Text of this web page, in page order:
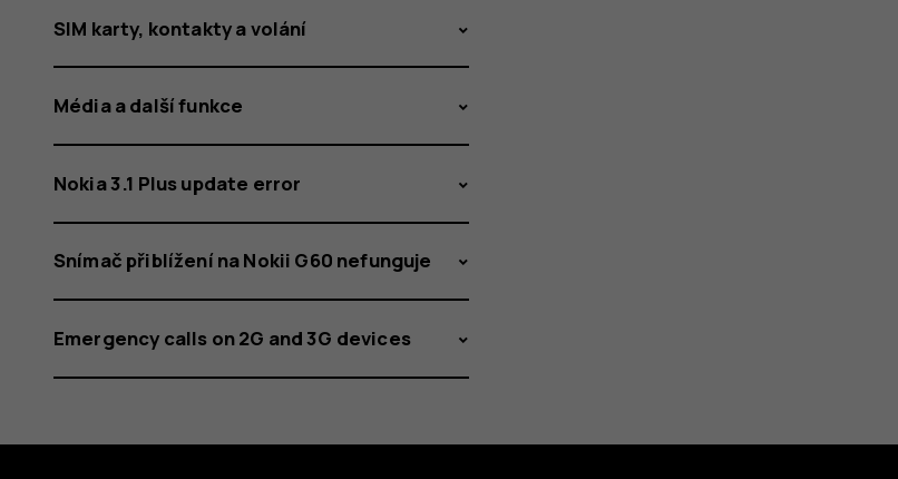
SIM karty, kontakty a volání
Média a další funkce
Nokia 3.1 Plus update error
Snímač přiblížení na Nokii G60 nefunguje
Emergency calls on 2G and 3G devices